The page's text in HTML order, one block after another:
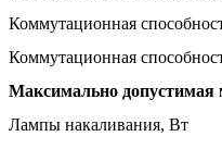
Коммутационная
Коммутационная
Максимально допустимая
Лампы накаливания, Вт